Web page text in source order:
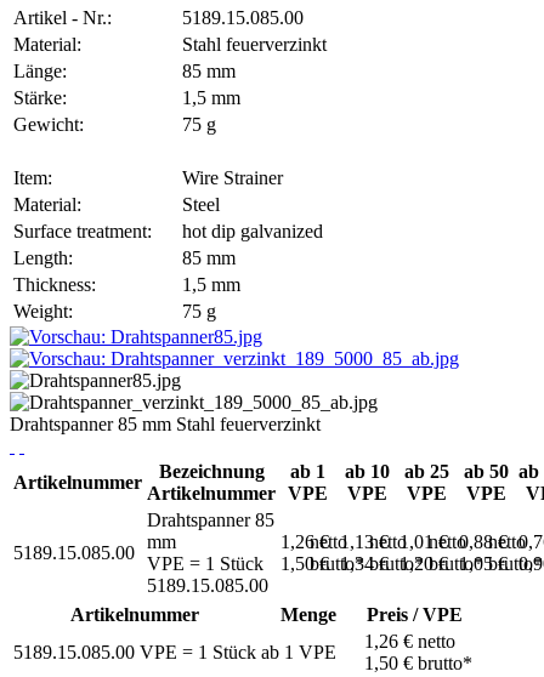
Artikel - Nr.:
5189.15.085.00
Material:
Stahl feuerverzinkt
Länge:
85 mm
Stärke:
1,5 mm
Gewicht:
75 g
Item:
Wire Strainer
Material:
Steel
Surface treatment:
hot dip galvanized
Length:
85 mm
Thickness:
1,5 mm
Weight:
75 g
Drahtspanner 85 mm Stahl feuerverzinkt
Artikelnummer
Bezeichnung
Artikelnummer
ab 1
VPE
ab 10
VPE
ab 25
VPE
ab 50
VPE
ab
5189.15.085.00
Drahtspanner 85
mm
VPE = 1 Stück
5189.15.085.00
1,26 €
netto
1,50 €brutto*
1,13 €
netto
1,34 €brutto*
1,01 €
netto
1,20 €brutto*
0,88 €
netto
1,05 €brutto*
Artikelnummer Menge
Preis / VPE
5189.15.085.00 VPE = 1 Stück ab 1 VPE
1,26 €netto
1,50 €brutto*